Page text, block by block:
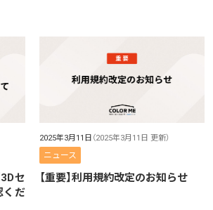
セ
くだ
2025年3月11日 （2025年3月11日 更新）
ニュース
【重要】利用規約改定のお知らせ